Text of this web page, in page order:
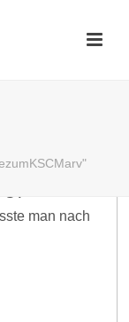
im
man nach